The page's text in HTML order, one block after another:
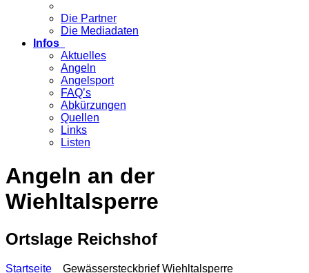
Die Partner
Die Mediadaten
Infos
Aktuelles
Angeln
Angelsport
FAQ’s
Abkürzungen
Quellen
Links
Listen
Angeln an der
Wiehltalsperre
Ortslage Reichshof
Startseite Gewässersteckbrief Wiehltalsperre